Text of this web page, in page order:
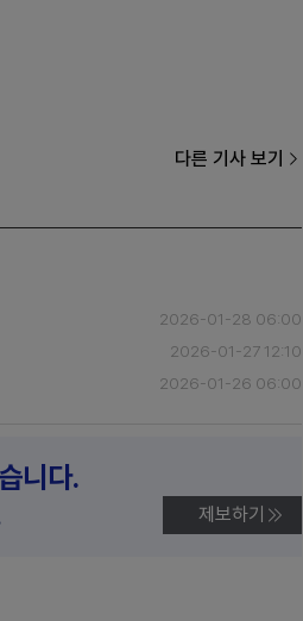
다른 기사 보기
2026-01-28 06:00
2026-01-27 12:10
2026-01-26 06:00
니다.
제보하기